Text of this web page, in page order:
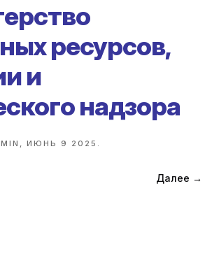
ресурсов,
и
надзора
, ИЮНЬ 9 2025 .
Далее →